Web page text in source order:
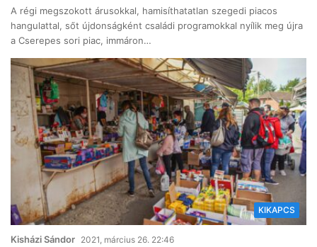
A régi megszokott árusokkal, hamisíthatatlan szegedi piacos
hangulattal, sőt újdonságként családi programokkal nyílik meg újra
a Cserepes sori piac, immáron…
KIKAPCS
Kisházi Sándor 2021, március 26. 22:46